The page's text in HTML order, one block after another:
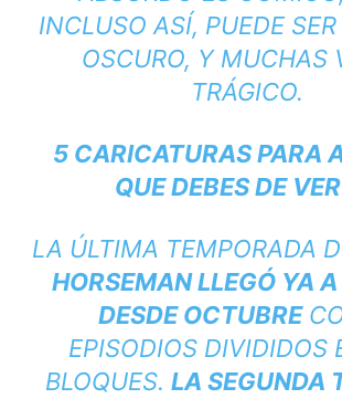
INCLUSO ASÍ, PUEDE
OSCURO, Y MUCHAS
TRÁGICO.
5 CARICATURAS PARA
QUE DEBES DE
LA ÚLTIMA TEMPORADA
HORSEMAN LLEGÓ YA
DESDE OCTUBRE
EPISODIOS DIVIDIDOS
BLOQUES. LA SEGUNDA